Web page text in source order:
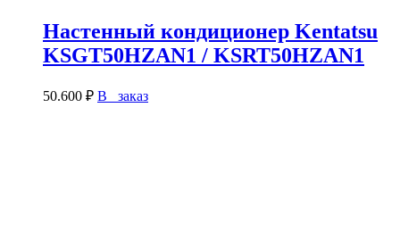
Настенный кондиционер Kentatsu
KSGT50HZAN1 / KSRT50HZAN1
50.600 ₽ В заказ